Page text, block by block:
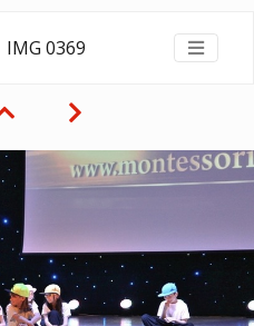
IMG 0369